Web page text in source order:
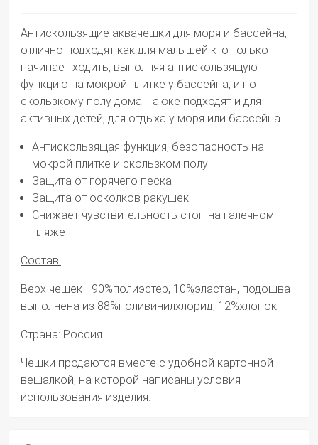
Антискользящие аквачешки для моря и бассейна,
отлично подходят как для малышей кто только
начинает ходить, выполняя антискользящую
функцию на мокрой плитке у бассейна, и по
скользкому полу дома. Также подходят и для
активных детей, для отдыха у моря или бассейна.
Антискользящая функция, безопасность на
мокрой плитке и скользком полу
Защита от горячего песка
Защита от осколков ракушек
Снижает чувствительность стоп на галечном
пляже
Состав:
Верх чешек - 90%полиэстер, 10%эластан, подошва
выполнена из 88%поливинилхлорид, 12%хлопок.
Страна: Россия
Чешки продаются вместе с удобной картонной
вешалкой, на которой написаны условия
использования изделия.